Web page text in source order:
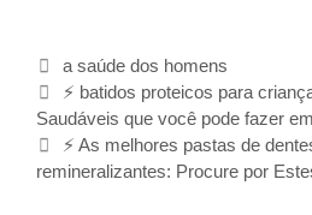
C
a
t
e
g
a saúde dos homens
N
a
v
e
⚡ batidos proteicos para
Saudáveis que você pode fazer
⚡ As melhores pastas de
remineralizantes: Procure por